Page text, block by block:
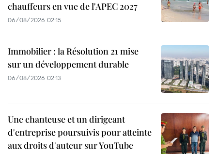
chauffeurs en vue de l'APEC 2027
06/08/2026 02:15
Immobilier : la Résolution 21 mise
sur un développement durable
06/08/2026 02:13
Une chanteuse et un dirigeant
d'entreprise poursuivis pour atteinte
aux droits d'auteur sur YouTube